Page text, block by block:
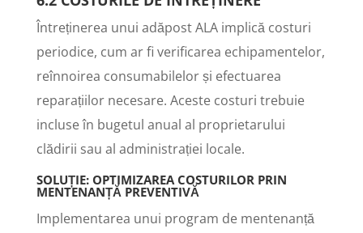
Întreținerea unui adăpost ALA implică costuri
periodice, cum ar fi verificarea echipamentelor,
reînnoirea consumabilelor și efectuarea
reparațiilor necesare. Aceste costuri trebuie
incluse în bugetul anual al proprietarului
clădirii sau al administrației locale.
SOLUȚIE: OPTIMIZAREA COSTURILOR PRIN
MENTENANȚĂ PREVENTIVĂ
Implementarea unui program de mentenanță